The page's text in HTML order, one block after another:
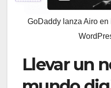
GoDaddy lanza Airo
Llevar un